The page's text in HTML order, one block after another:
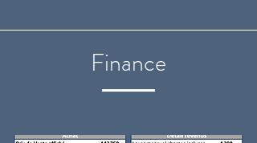
Finance